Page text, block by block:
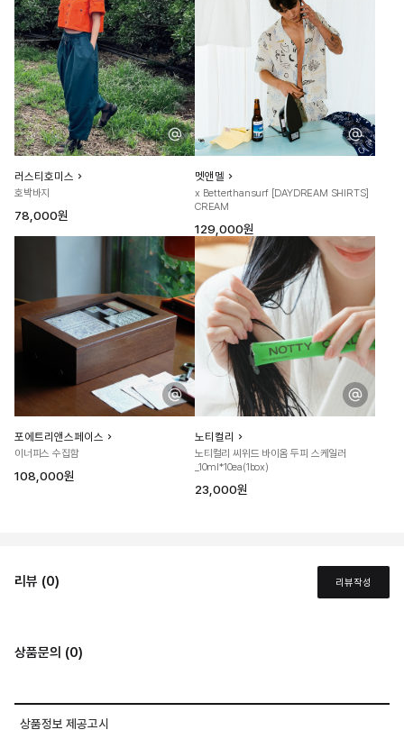
러스티호미스
호박바지
78,000원
멧앤멜
x Betterthansurf [DAYDREAM SHIRTS]
CREAM
129,000원
포에트리앤스페이스
이너피스 수집함
108,000원
노티컬리
노티컬리 씨위드 바이옴 두피 스케일러
_10ml*10ea(1box)
23,000원
리뷰 (0) 리뷰작성
상품문의 (0)
상품정보 제공고시